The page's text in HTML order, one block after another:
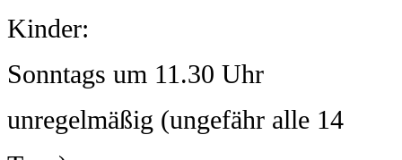
Kinder:
Sonntags um 11.30 Uhr
unregelmäßig (ungefähr alle 14